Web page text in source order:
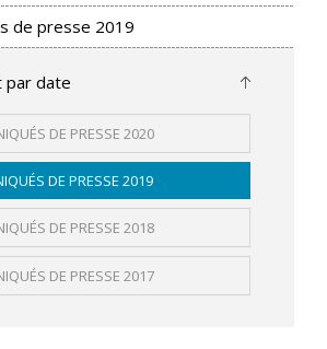
de presse 2019
par date
DE PRESSE 2020
DE PRESSE 2019
DE PRESSE 2018
DE PRESSE 2017